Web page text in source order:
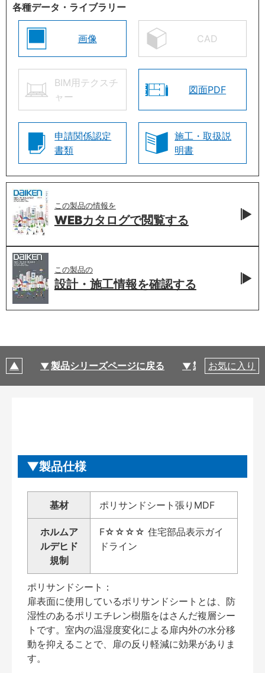
各種データ・ライブラリー
画像 CAD
BIM用テクスチ
ャー
図面PDF
申請関係認定
書類
施工・取扱説
明書
この製品の情報を
WEBカタログで閲覧する
この製品の
設計・施工情報を確認する
製品シリーズページに戻る 製品仕様
お気に入り
製品仕様
基材 ポリサンドシート張りMDF
ホルムア
ルデヒド
規制
F☆☆☆☆ 住宅部品表示ガイ
ドライン
ポリサンドシート：
扉表面に使用しているポリサンドシートとは、防
湿性のあるポリエチレン樹脂をはさんだ複層シー
トです。室内の温湿度変化による扉内外の水分移
動を抑えることで、扉の反り軽減に効果がありま
す。